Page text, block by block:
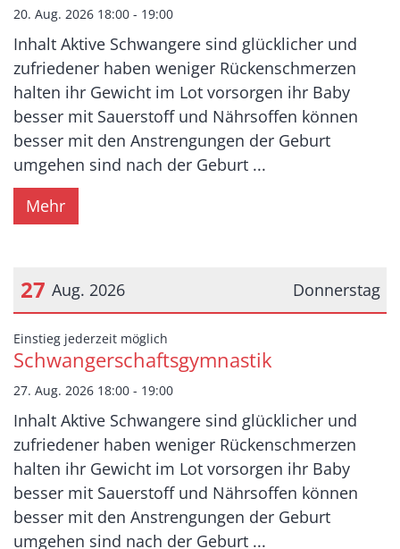
20. Aug. 2026 18:00 - 19:00
Inhalt Aktive Schwangere sind glücklicher und
zufriedener haben weniger Rückenschmerzen
halten ihr Gewicht im Lot vorsorgen ihr Baby
besser mit Sauerstoff und Nährsoffen können
besser mit den Anstrengungen der Geburt
umgehen sind nach der Geburt ...
Mehr
Donnerstag
27 Aug. 2026
Datum: 27. August 2026
Einstieg jederzeit möglich
Schwangerschaftsgymnastik
27. Aug. 2026 18:00 - 19:00
Inhalt Aktive Schwangere sind glücklicher und
zufriedener haben weniger Rückenschmerzen
halten ihr Gewicht im Lot vorsorgen ihr Baby
besser mit Sauerstoff und Nährsoffen können
besser mit den Anstrengungen der Geburt
umgehen sind nach der Geburt ...